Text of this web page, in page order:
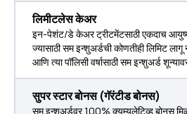
लिमीटलेस केअर
इन-पेशंट/डे केअर ट्रीटमेंटसाठी एकदाच
ज्यासाठी सम इन्शुअर्डची कोणतीही लिमिट
आणि त्या पॉलिसी वर्षासाठी सम इन्शुअर्ड
सुपर स्टार बोनस (गॅरंटीड बोनस)
सम इन्शुअर्डवर 100% क्युम्युलेटिव्ह बोनस